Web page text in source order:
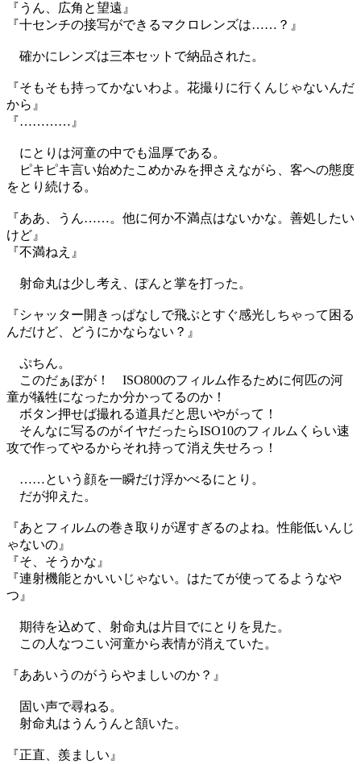
『うん、広角と望遠』
『十センチの接写ができるマクロレンズは……？』
確かにレンズは三本セットで納品された。
『そもそも持ってかないわよ。花撮りに行くんじゃないんだ
から』
『…………』
にとりは河童の中でも温厚である。
ピキピキ言い始めたこめかみを押さえながら、客への態度
をとり続ける。
『ああ、うん……。他に何か不満点はないかな。善処したい
けど』
『不満ねえ』
射命丸は少し考え、ぽんと掌を打った。
『シャッター開きっぱなしで飛ぶとすぐ感光しちゃって困る
んだけど、どうにかならない？』
ぷちん。
このだぁぼが！ ISO800のフィルム作るために何匹の河
童が犠牲になったか分かってるのか！
ボタン押せば撮れる道具だと思いやがって！
そんなに写るのがイヤだったらISO10のフィルムくらい速
攻で作ってやるからそれ持って消え失せろっ！
……という顔を一瞬だけ浮かべるにとり。
だが抑えた。
『あとフィルムの巻き取りが遅すぎるのよね。性能低いんじ
ゃないの』
『そ、そうかな』
『連射機能とかいいじゃない。はたてが使ってるようなや
つ』
期待を込めて、射命丸は片目でにとりを見た。
この人なつこい河童から表情が消えていた。
『ああいうのがうらやましいのか？』
固い声で尋ねる。
射命丸はうんうんと頷いた。
『正直、羨ましい』